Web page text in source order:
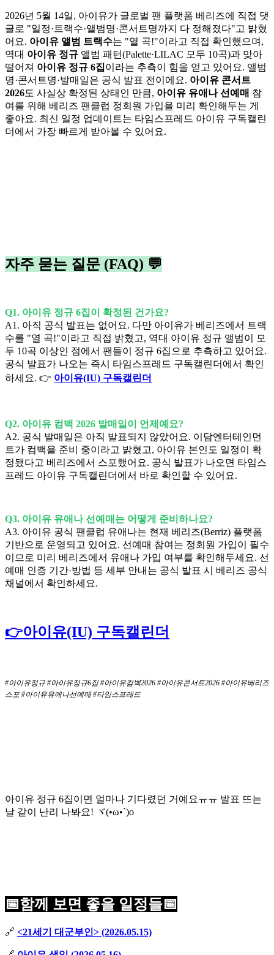
2026년 5월 14일, 아이유가 글로벌 팬 플랫폼 베리즈에 직접 댓
글로 "일정·트랙수·앨범명·콘서트명까지 다 정해졌다"고 밝혔
어요. 아이유 앨범 트랙수는 "열 곡!"이라고 직접 확인했으며,
역대 아이유 정규 앨범 패턴(Palette·LILAC 모두 10곡)과 맞아
떨어져 아이유 정규 6집이라는 추측이 힘을 얻고 있어요. 앨범
명·콘서트명·발매일은 공식 발표 전이에요. 아이유 콘서트
2026도 사실상 확정된 상태인 만큼, 아이유 유애나 선예매 참
여를 위해 베리즈 팬클럽 정회원 가입을 미리 확인해두는 게
좋아요. 최신 일정 업데이트는 타임스프레드 아이유 구독캘린
더에서 가장 빠르게 받아볼 수 있어요.
자주 묻는 질문 (FAQ) 💬
Q1. 아이유 정규 6집이 확정된 건가요?
A1. 아직 공식 발표는 없어요. 다만 아이유가 베리즈에서 트랙
수를 "열 곡!"이라고 직접 밝혔고, 역대 아이유 정규 앨범이 모
두 10곡 이상인 점에서 팬들이 정규 6집으로 추측하고 있어요.
공식 발표가 나오는 즉시 타임스프레드 구독캘린더에서 확인
하세요. 👉 아이유(IU) 구독캘린더
Q2. 아이유 컴백 2026 발매일이 언제예요?
A2. 공식 발매일은 아직 발표되지 않았어요. 이담엔터테인먼
트가 컴백을 준비 중이라고 밝혔고, 아이유 본인도 일정이 확
정됐다고 베리즈에서 스포했어요. 공식 발표가 나오면 타임스
프레드 아이유 구독캘린더에서 바로 확인할 수 있어요.
Q3. 아이유 유애나 선예매는 어떻게 준비하나요?
A3. 아이유 공식 팬클럽 유애나는 현재 베리즈(Berriz) 플랫폼
기반으로 운영되고 있어요. 선예매 참여는 정회원 가입이 필수
이므로 미리 베리즈에서 유애나 가입 여부를 확인해두세요. 선
예매 인증 기간·방법 등 세부 안내는 공식 발표 시 베리즈 공식
채널에서 확인하세요.
👉아이유(IU) 구독캘린더
#아이유정규 #아이유정규6집 #아이유컴백2026 #아이유콘서트2026 #아이유베리즈
스포 #아이유유애나선예매 #타임스프레드
아이유 정규 6집이면 얼마나 기다렸던 거예요ㅠㅠ 발표 뜨는
날 같이 난리 나봐요! ヾ(•ω•`)o
📅함께 보면 좋을 일정들📅
🔗 <21세기 대군부인> (2026.05.15)